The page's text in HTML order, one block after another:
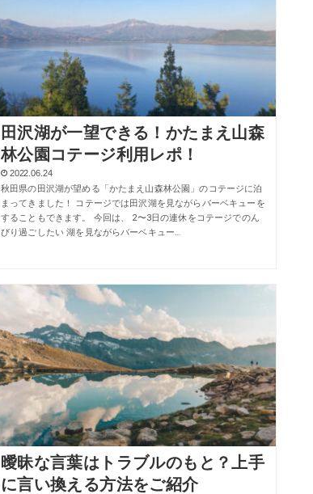
田沢湖が一望できる！かたまえ山森
林公園コテージ利用レポ！
2022.06.24
秋田県の田沢湖が望める「かたまえ山森林公園」のコテージに泊
まってきました！ コテージでは田沢湖を見ながらバーベキューを
することもできます。 今回は、 2〜3日の連休をコテージでのん
びり過ごしたい 湖を見ながらバーベキュー…
曖昧な言葉はトラブルのもと？上手
に言い換える方法をご紹介